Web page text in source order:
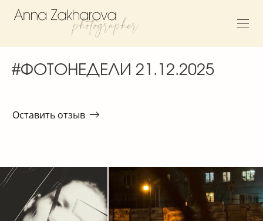
#ФОТОНЕДЕЛИ 21.12.2025
Оставить отзыв